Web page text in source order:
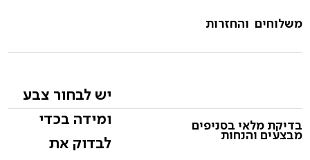
משלוחים והחזרות
יש לבחור צבע
ומידה בכדי
לבדוק את
בדיקת מלאי בסניפים
מבצעים והנחות